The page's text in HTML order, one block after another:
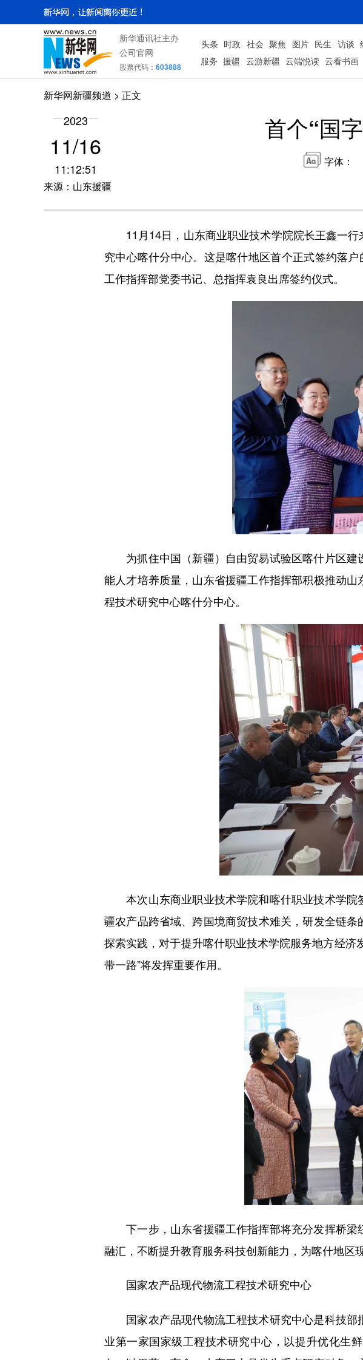
新华通讯社主办
公司官网
股票代码： 603888
头条 时政 社会 聚焦 图片 民生 访谈
服务 援疆 云游新疆 云端悦读 云看书画
新华网新疆频道 > 正文
2023
11/16
11:12:51
来源：山东援疆
首个“国
字体：
11月14日，山东商业职业技术学院院长王鑫一行
究中心喀什分中心。这是喀什地区首个正式签约落
工作指挥部党委书记、总指挥袁良出席签约仪式。
为抓住中国（新疆）自由贸易试验区喀什片区建
能人才培养质量，山东省援疆工作指挥部积极推动
程技术研究中心喀什分中心。
本次山东商业职业技术学院和喀什职业技术学院
疆农产品跨省域、跨国境商贸技术难关，研发全链
探索实践，对于提升喀什职业技术学院服务地方经
带一路”将发挥重要作用。
下一步，山东省援疆工作指挥部将充分发挥桥梁
融汇，不断提升教育服务科技创新能力，为喀什地区
国家农产品现代物流工程技术研究中心
国家农产品现代物流工程技术研究中心是科技部
业第一家国家级工程技术研究中心，以提升优化生